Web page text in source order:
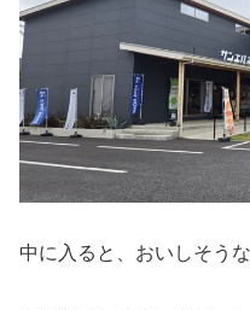
中に入ると、おいしそう